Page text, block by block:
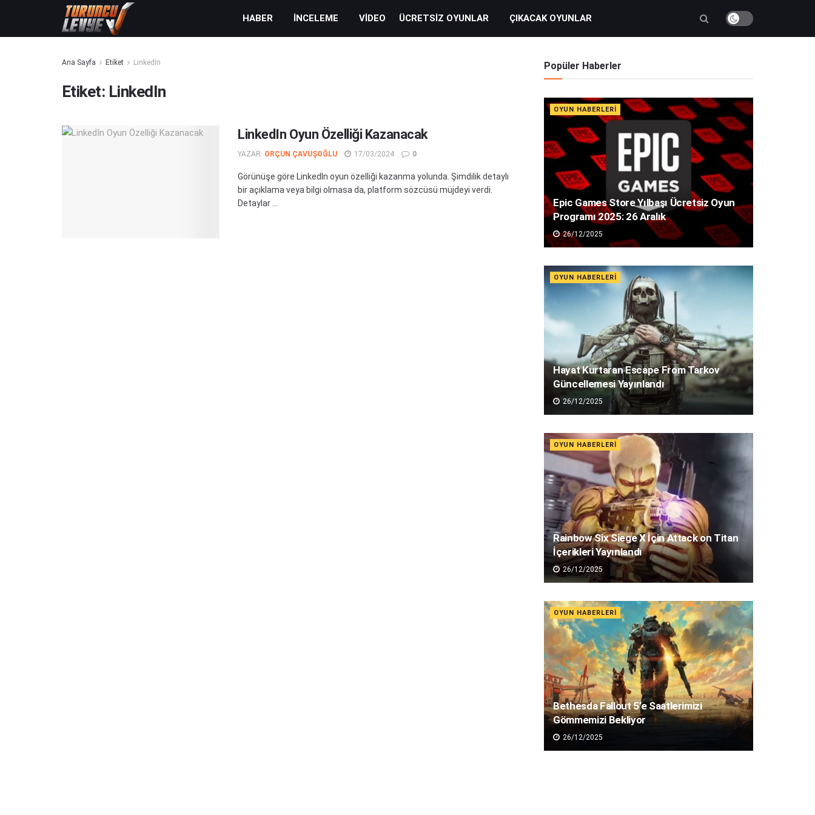
HABER İNCELEME VIDEO ÜCRETSIZ OYUNLAR ÇIKACAK OYUNLAR
Ana Sayfa Etiket LinkedIn
Etiket: LinkedIn
LinkedIn Oyun Özelliği Kazanacak
YAZAR: ORÇUN ÇAVUŞOĞLU 17/03/2024 0
Görünüşe göre LinkedIn oyun özelliği kazanma yolunda. Şimdilik detaylı
bir açıklama veya bilgi olmasa da, platform sözcüsü müjdeyi verdi.
Detaylar ...
Popüler Haberler
OYUN HABERLERI
Epic Games Store Yılbaşı Ücretsiz Oyun
Programı 2025: 26 Aralık
26/12/2025
OYUN HABERLERI
Hayat Kurtaran Escape From Tarkov
Güncellemesi Yayınlandı
26/12/2025
OYUN HABERLERI
Rainbow Six Siege X İçin Attack on Titan
İçerikleri Yayınlandı
26/12/2025
OYUN HABERLERI
Bethesda Fallout 5’e Saatlerimizi
Gömmemizi Bekliyor
26/12/2025